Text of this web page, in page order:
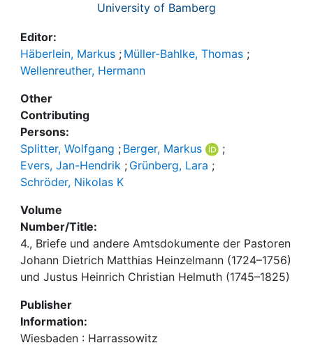
University of Bamberg
Editor:
Häberlein, Markus ; Müller-Bahlke, Thomas ;
Wellenreuther, Hermann
Other
Contributing
Persons:
Splitter, Wolfgang ; Berger, Markus
;
Evers, Jan-Hendrik ; Grünberg, Lara ;
Schröder, Nikolas K
Volume
Number/Title:
4., Briefe und andere Amtsdokumente der Pastoren
Johann Dietrich Matthias Heinzelmann (1724–1756)
und Justus Heinrich Christian Helmuth (1745–1825)
Publisher
Information:
Wiesbaden : Harrassowitz